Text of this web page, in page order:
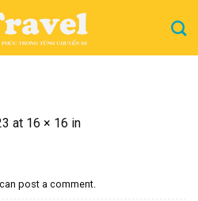
at 16 × 16 in
post a comment.